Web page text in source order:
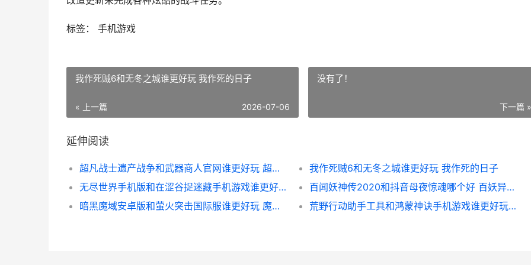
标签： 手机游戏
我作死贼6和无冬之城谁更好玩 我作死的日子
« 上一篇 2026-07-06
没有了！
下一篇 »
延伸阅读
超凡战士遗产战争和武器商人官网谁更好玩 超凡战士的电影
我作死贼6和无冬之城谁更好玩 我作死的日子
无尽世界手机版和在涩谷捉迷藏手机游戏谁更好玩 无尽世界手机版攻略
百闻妖神传2020和抖音母夜惊魂哪个好 百妖异闻人物介绍
暗黑魔域安卓版和萤火突击国际服谁更好玩 魔域暗黑骑士怎么玩
荒野行动助手工具和鸿蒙神诀手机游戏谁更好玩 荒野行动助手工具下载